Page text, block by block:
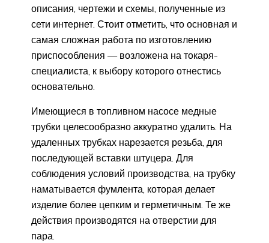
описания, чертежи и схемы, полученные из
сети интернет. Стоит отметить, что основная и
самая сложная работа по изготовлению
приспособления — возложена на токаря-
специалиста, к выбору которого отнестись
основательно.
Имеющиеся в топливном насосе медные
трубки целесообразно аккуратно удалить. На
удаленных трубках нарезается резьба, для
последующей вставки штуцера. Для
соблюдения условий производства, на трубку
наматывается фумлента, которая делает
изделие более цепким и герметичным. Те же
действия производятся на отверстии для
пара.